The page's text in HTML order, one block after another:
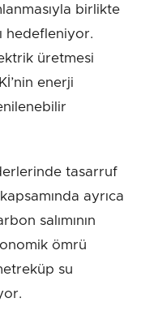
birlikte
hedefleniyor.
üretmesi
enerji
tasarruf
ayrıca
salımının
ömrü
su